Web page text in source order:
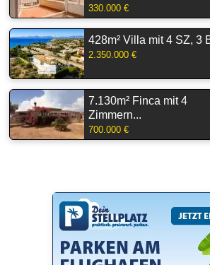
330.000 €
428m² Villa mit 4 SZ, 3
2.350.000 €
7.130m² Finca mit 4
Zimmern...
700.000 €